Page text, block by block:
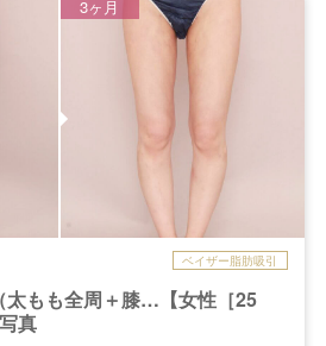
ベイザー脂肪吸引
太もも全周＋膝…【女性［25
真
3ヶ月